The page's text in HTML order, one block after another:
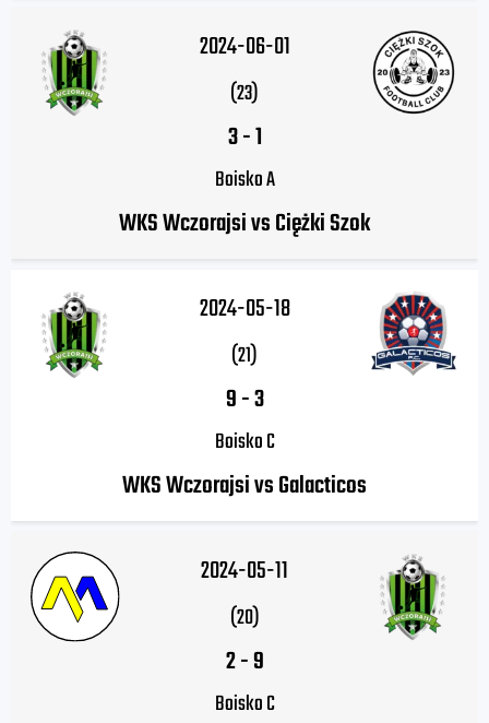
2024-06-01
(23)
3-1
Boisko A
WKS Wczorajsi vs Ciężki Szok
2024-05-18
(21)
9-3
Boisko C
WKS Wczorajsi vs Galacticos
2024-05-11
(20)
2-9
Boisko C